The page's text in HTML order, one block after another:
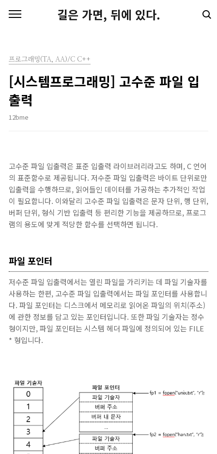
길은 가면, 뒤에 있다.
프로그래밍(TA, AA)/C C++
[시스템프로그래밍] 고수준 파일 입
출력
12bme
고수준 파일 입출력은 표준 입출력 라이브러리라고도 하며, C 언어
의 표준함수로 제공됩니다. 저수준 파일 입출력은 바이트 단위로만
입출력을 수행하므로, 읽어들인 데이터를 가공하는 추가적인 작업
이 필요합니다. 이와달리 고수준 파일 입출력은 문자 단위, 행 단위,
버퍼 단위, 형식 기반 입출력 등 편리한 기능을 제공하므로, 프로그
램의 용도에 맞게 적당한 함수를 선택하면 됩니다.
파일 포인터
저수준 파일 입출력에서는 열린 파일을 가리키는 데 파일 기술자를
사용하는 한편, 고수준 파일 입출력에서는 파일 포인터를 사용합니
다. 파일 포인터는 디스크에서 메모리로 읽어온 파일의 위치(주소)
에 관한 정보를 담고 있는 포인터입니다. 또한 파일 기술자는 정수
형이지만, 파일 포인터는 시스템 헤더 파일에 정의되어 있는 FILE
* 형입니다.